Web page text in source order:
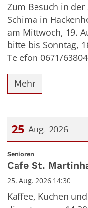
Zum Besuch in
Schima in
am Mittwoch, 19.
bitte bis Sonntag,
Telefon 0671/
Mehr
25 Aug. 2026
Datum: 25. August
Senioren
Cafe St.
25. Aug. 2026 14:30
Kaffee, Kuchen